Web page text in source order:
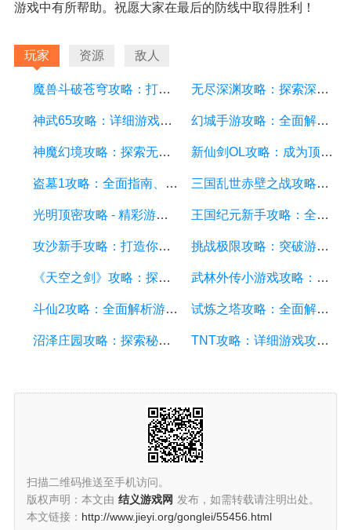
游戏中有所帮助。祝愿大家在最后的防线中取得胜利！
玩家 资源 敌人
魔兽斗破苍穹攻略：打造最强战队、掌握绝世神技 无尽深渊攻略：探索深渊的秘密，成为最强战士
神武65攻略：详细游戏攻略方面的描述 幻城手游攻略：全面解析游戏技巧、装备选择和副本攻略
神魔幻境攻略：探索无尽的魔幻世界，成为顶尖玩家 新仙剑OL攻略：成为顶级仙侠大侠的秘诀与技巧
盗墓1攻略：全面指南、秘籍和技巧 三国乱世赤壁之战攻略：详细游戏攻略方面的描述
光明顶密攻略 - 精彩游戏攻略分享，助你征服光明顶的挑战 王国纪元新手攻略：全面解析游戏基础、升级策略和资源管理
攻沙新手攻略：打造你的战争帝国，征服沙漠世界 挑战极限攻略：突破游戏难关的终极指南
《天空之剑》攻略：探索天空的冒险之旅 武林外传小游戏攻略：全面解析游戏技巧、角色选择和剧情推进
斗仙2攻略：全面解析游戏技巧、副本攻略、装备养成和战斗策略 试炼之塔攻略：全面解析游戏技巧与策略，帮你征服每一层塔
沼泽庄园攻略：探索秘密、击败怪物、解谜全指南 TNT攻略：详细游戏攻略方面的描述
扫描二维码推送至手机访问。
版权声明：本文由 结义游戏网 发布，如需转载请注明出处。
本文链接： http://www.jieyi.org/gonglei/55456.html